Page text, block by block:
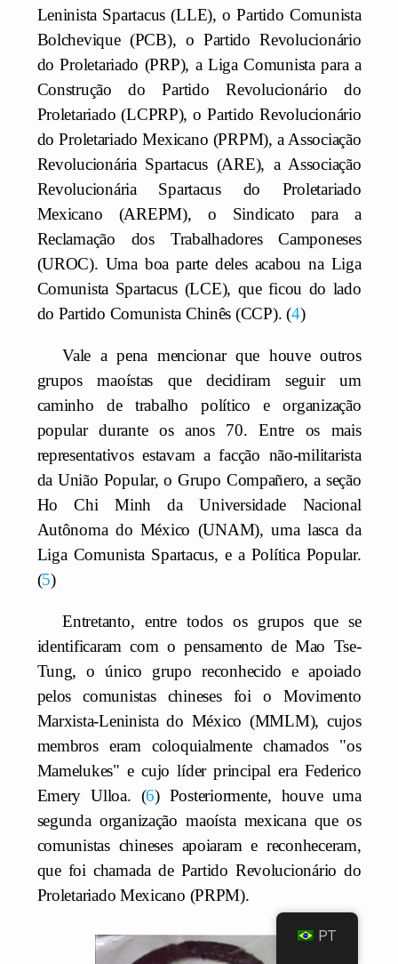
Leninista Spartacus (LLE), o Partido Comunista
Bolchevique (PCB), o Partido Revolucionário
do Proletariado (PRP), a Liga Comunista para a
Construção do Partido Revolucionário do
Proletariado (LCPRP), o Partido Revolucionário
do Proletariado Mexicano (PRPM), a Associação
Revolucionária Spartacus (ARE), a Associação
Revolucionária Spartacus do Proletariado
Mexicano (AREPM), o Sindicato para a
Reclamação dos Trabalhadores Camponeses
(UROC). Uma boa parte deles acabou na Liga
Comunista Spartacus (LCE), que ficou do lado
do Partido Comunista Chinês (CCP). 4
Vale a pena mencionar que houve outros
grupos maoístas que decidiram seguir um
caminho de trabalho político e organização
popular durante os anos 70. Entre os mais
representativos estavam a facção não-militarista
da União Popular, o Grupo Compañero, a seção
Ho Chi Minh da Universidade Nacional
Autônoma do México (UNAM), uma lasca da
Liga Comunista Spartacus, e a Política Popular.
5
Entretanto, entre todos os grupos que se
identificaram com o pensamento de Mao Tse-
Tung, o único grupo reconhecido e apoiado
pelos comunistas chineses foi o Movimento
Marxista-Leninista do México (MMLM), cujos
membros eram coloquialmente chamados "os
Mamelukes" e cujo líder principal era Federico
Emery Ulloa.
6 Posteriormente, houve uma
segunda organização maoísta mexicana que os
comunistas chineses apoiaram e reconheceram,
que foi chamada de Partido Revolucionário do
Proletariado Mexicano (PRPM).
PT